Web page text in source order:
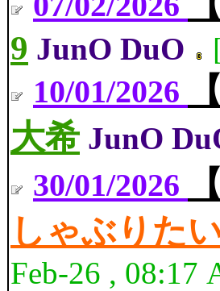
9 JunO DuO
10/01/2026
大希 JunO
30/01/2026
しゃぶりた
Feb-26 , 08:17